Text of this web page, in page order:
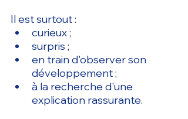
Il est surtout :
curieux ;
surpris ;
en train d'observer son
développement ;
à la recherche d'une
explication rassurante.